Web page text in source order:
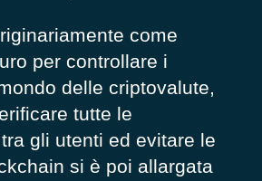
come
per controllare i
delle criptovalute,
tutte le
gli utenti ed evitare le
si è poi allargata